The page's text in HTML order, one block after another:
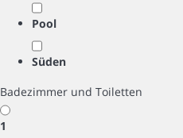
Pool
Süden
Badezimmer und Toiletten
1